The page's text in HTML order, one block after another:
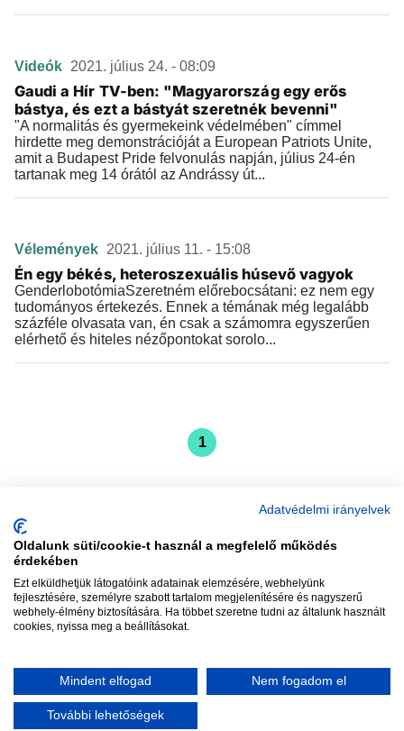
Videók 2021. július 24. - 08:09
Gaudi a Hír TV-ben: "Magyarország egy erős
bástya, és ezt a bástyát szeretnék bevenni"
"A normalitás és gyermekeink védelmében" címmel
hirdette meg demonstrációját a European Patriots Unite,
amit a Budapest Pride felvonulás napján, július 24-én
tartanak meg 14 órától az Andrássy út...
Vélemények 2021. július 11. - 15:08
Én egy békés, heteroszexuális húsevő vagyok
GenderlobotómiaSzeretném előrebocsátani: ez nem egy
tudományos értekezés. Ennek a témának még legalább
százféle olvasata van, én csak a számomra egyszerűen
elérhető és hiteles nézőpontokat sorolo...
1
Szerkesztőség:szerk@vadhajtasok.hu
Modi:moderator@vadhajtasok.hu
AdatvédelemImpresszumSzerzői jogok
2018 Vadhajtások.hu
Adatvédelmi irányelvek
Oldalunk süti/cookie-t használ a megfelelő működés
érdekében
Ezt elküldhetjük látogatóink adatainak elemzésére, webhelyünk
fejlesztésére, személyre szabott tartalom megjelenítésére és nagyszerű
webhely-élmény biztosítására. Ha többet szeretne tudni az általunk használt
cookies, nyissa meg a beállításokat.
Mindent elfogad Nem fogadom el
További lehetőségek